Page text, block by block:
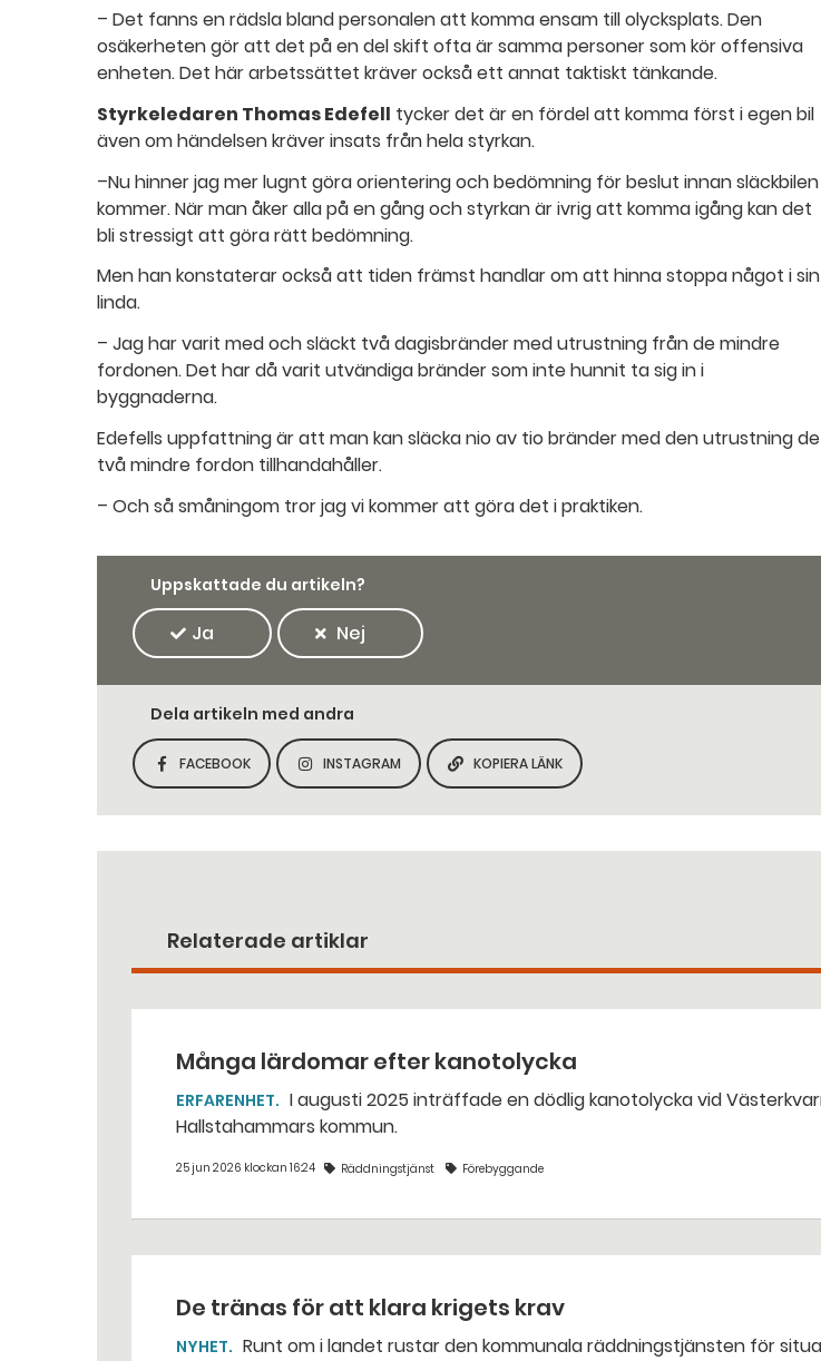
– Det fanns en rädsla bland personalen att komma ensam till olycksplats. Den
osäkerheten gör att det på en del skift ofta är samma personer som kör offensiva
enheten. Det här arbetssättet kräver också ett annat taktiskt tänkande.
Styrkeledaren Thomas Edefell tycker det är en fördel att komma först i egen bil
även om händelsen kräver insats från hela styrkan.
–Nu hinner jag mer lugnt göra orientering och bedömning för beslut innan släckbilen
kommer. När man åker alla på en gång och styrkan är ivrig att komma igång kan det
bli stressigt att göra rätt bedömning.
Men han konstaterar också att tiden främst handlar om att hinna stoppa något i sin
linda.
– Jag har varit med och släckt två dagisbränder med utrustning från de mindre
fordonen. Det har då varit utvändiga bränder som inte hunnit ta sig in i
byggnaderna.
Edefells uppfattning är att man kan släcka nio av tio bränder med den utrustning de
två mindre fordon tillhandahåller.
– Och så småningom tror jag vi kommer att göra det i praktiken.
Uppskattade du artikeln?
Ja Nej
Dela artikeln med andra
DELA SIDAN PÅ
FACEBOOK
DELA SIDAN PÅ
INSTAGRAM
KOPIERA SIDANS LÄNK
KOPIERA LÄNK
Relaterade artiklar
Många lärdomar efter kanotolycka
ERFARENHET
Hallstahammars kommun.
25 jun 2026 klockan 16:24 Räddningstjänst Förebyggande
De tränas för att klara krigets krav
NYHET